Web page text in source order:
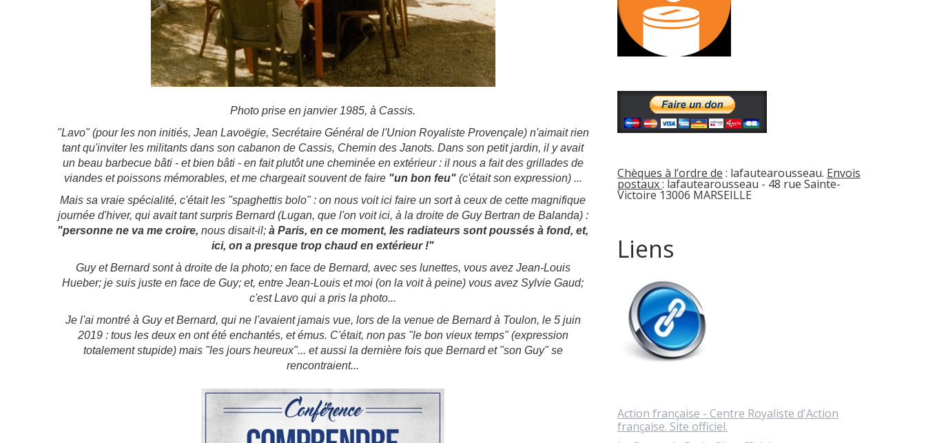
Photo prise en janvier 1985, à Cassis.
"Lavo" (pour les non initiés, Jean Lavoëgie, Secrétaire Général de l'Union Royaliste Provençale) n'aimait rien
tant qu'inviter les militants dans son cabanon de Cassis, Chemin des Janots. Dans son petit jardin, il y avait
un beau barbecue bâti - et bien bâti - en fait plutôt une cheminée en extérieur : il nous a fait des grillades de
viandes et poissons mémorables, et me chargeait souvent de faire "un bon feu"(c'était son expression) ...
Mais sa vraie spécialité, c'était les "spaghettis bolo" : on nous voit ici faire un sort à ceux de cette magnifique
journée d'hiver, qui avait tant surpris Bernard (Lugan, que l'on voit ici, à la droite de Guy Bertran de Balanda) :
"personne ne va me croire, nous disait-il; à Paris, en ce moment, les radiateurs sont poussés à fond, et,
ici, on a presque trop chaud en extérieur !"
Guy et Bernard sont à droite de la photo; en face de Bernard, avec ses lunettes, vous avez Jean-Louis
Hueber; je suis juste en face de Guy; et, entre Jean-Louis et moi (on la voit à peine) vous avez Sylvie Gaud;
c'est Lavo qui a pris la photo...
Je l'ai montré à Guy et Bernard, qui ne l'avaient jamais vue, lors de la venue de Bernard à Toulon, le 5 juin
2019 : tous les deux en ont été enchantés, et émus. C'était, non pas "le bon vieux temps" (expression
totalement stupide) mais "les jours heureux"... et aussi la dernière fois que Bernard et "son Guy" se
rencontraient...
Chèques à l’ordre de : lafautearousseau. Envois
postaux: lafautearousseau - 48 rue Sainte-
Victoire 13006 MARSEILLE
Liens
Action française - Centre Royaliste d'Action
française. Site officiel.